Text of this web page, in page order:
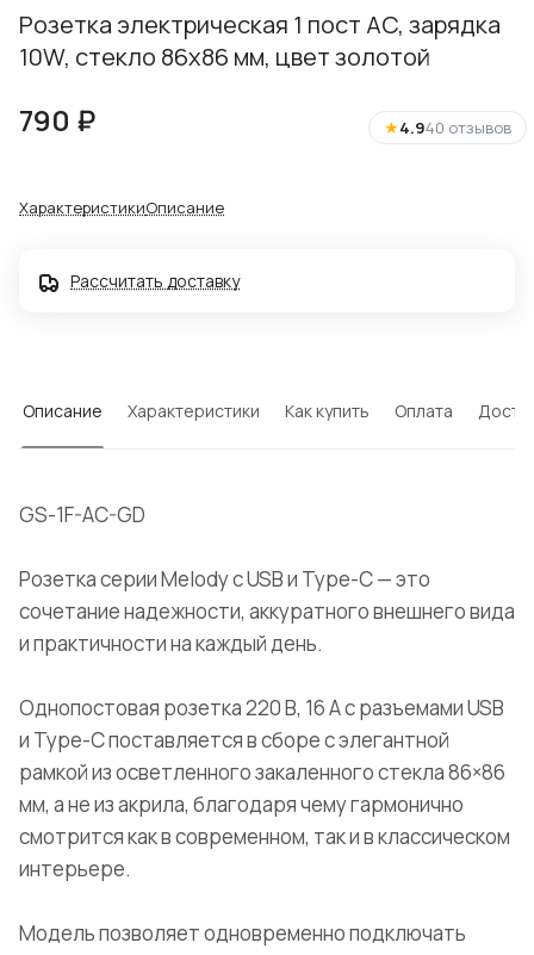
Розетка электрическая 1 пост АC, зарядка
10W, стекло 86х86 мм, цвет золотой
790 ₽ ★4.940 отзывов
ХарактеристикиОписание
Рассчитать доставку
Описание Характеристики Как купить Оплата
GS-1F-AC-GD
Розетка серии Melody с USB и Type-C — это
сочетание надежности, аккуратного внешнего вида
и практичности на каждый день.
Однопостовая розетка 220 В, 16 А с разъемами USB
и Type-C поставляется в сборе с элегантной
рамкой из осветленного закаленного стекла 86×86
мм, а не из акрила, благодаря чему гармонично
смотрится как в современном, так и в классическом
интерьере.
Модель позволяет одновременно подключать